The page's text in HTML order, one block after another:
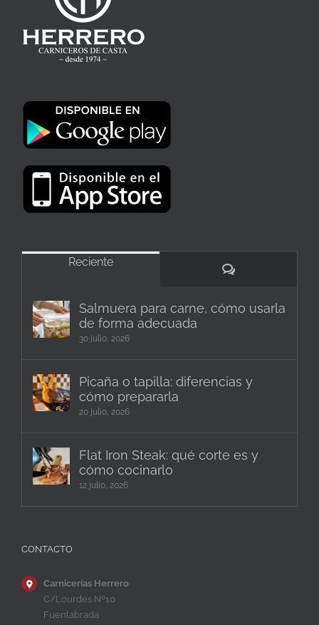
Reciente
Comentarios
Salmuera para carne, cómo usarla
de forma adecuada
30 julio, 2026
Picaña o tapilla: diferencias y
cómo prepararla
20 julio, 2026
Flat Iron Steak: qué corte es y
cómo cocinarlo
12 julio, 2026
CONTACTO
Carnicerías Herrero
C/Lourdes Nº10
Fuenlabrada